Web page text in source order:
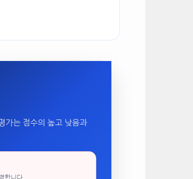
가는 점수의 높고 낮음과